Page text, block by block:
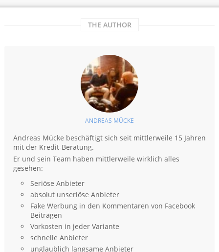
THE AUTHOR
ANDREAS MÜCKE
Andreas Mücke beschäftigt sich seit mittlerweile 15 Jahren
mit der Kredit-Beratung.
Er und sein Team haben mittlerweile wirklich alles
gesehen:
Seriöse Anbieter
absolut unseriöse Anbieter
Fake Werbung in den Kommentaren von Facebook
Beiträgen
Vorkosten in jeder Variante
schnelle Anbieter
unglaublich langsame Anbieter